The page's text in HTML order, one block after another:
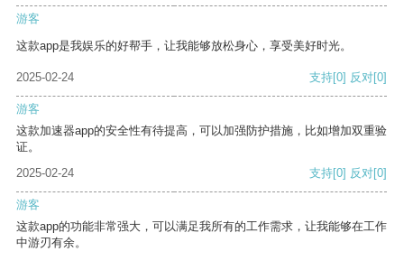
游客
这款app是我娱乐的好帮手，让我能够放松身心，享受美好时光。
2025-02-24 支持[0] 反对[0]
游客
这款加速器app的安全性有待提高，可以加强防护措施，比如增加双重验
证。
2025-02-24
支持[0] 反对[0]
游客
这款app的功能非常强大，可以满足我所有的工作需求，让我能够在工作
中游刃有余。